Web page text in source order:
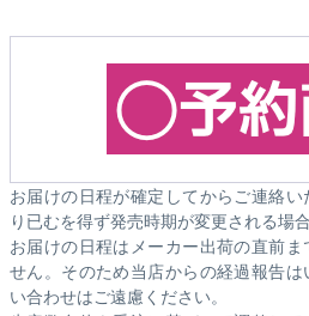
お届けの日程が確定してからご連絡
り已むを得ず発売時期が変更される場
お届けの日程はメーカー出荷の直前
せん。そのため当店からの経過報告
い合わせはご遠慮ください。